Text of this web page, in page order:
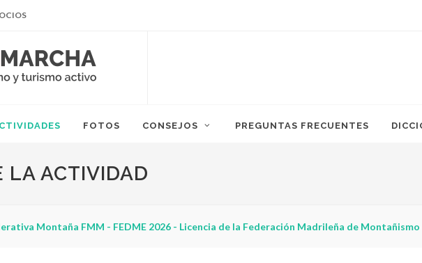
FOTOS CONSEJOS PREGUNTAS FRECUENTES
LA ACTIVIDAD
Montaña FMM - FEDME 2026 - Licencia de la Federación Madrileña de Montañismo